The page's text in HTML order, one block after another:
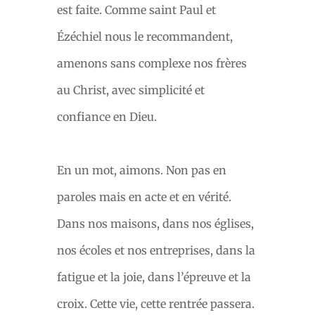
est faite. Comme saint Paul et
Ézéchiel nous le recommandent,
amenons sans complexe nos frères
au Christ, avec simplicité et
confiance en Dieu.
En un mot, aimons. Non pas en
paroles mais en acte et en vérité.
Dans nos maisons, dans nos églises,
nos écoles et nos entreprises, dans la
fatigue et la joie, dans l’épreuve et la
croix. Cette vie, cette rentrée passera.